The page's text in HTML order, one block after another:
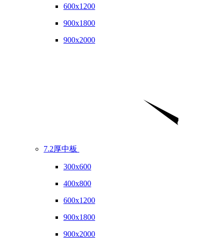
600x1200
900x1800
900x2000
7.2厚中板
300x600
400x800
600x1200
900x1800
900x2000